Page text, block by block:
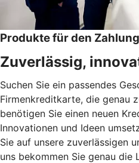
Produkte für den
Zuverlässig,
Suchen Sie ein passendes
Firmenkreditkarte, die genau
benötigen Sie einen neuen
Innovationen und Ideen
Sie auf unsere zuverlässigen
uns bekommen Sie genau die